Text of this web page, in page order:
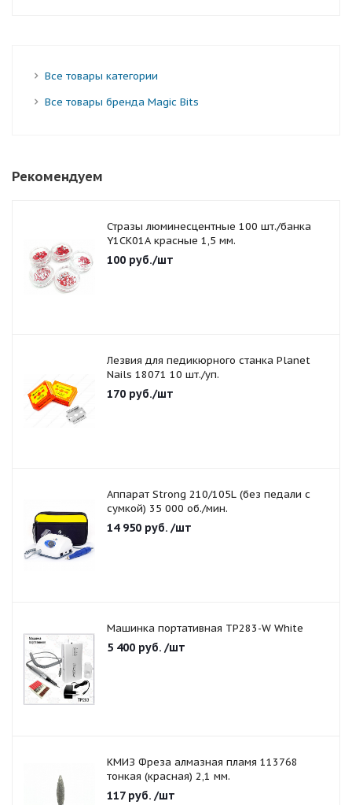
Все товары категории
Все товары бренда Magic Bits
Рекомендуем
Стразы люминесцентные 100 шт./банка
Y1CK01A красные 1,5 мм.
100 руб./шт
Лезвия для педикюрного станка Planet
Nails 18071 10 шт./уп.
170 руб./шт
Аппарат Strong 210/105L (без педали с
сумкой) 35 000 об./мин.
14 950 руб. /шт
Машинка портативная TP283-W White
5 400 руб. /шт
КМИЗ Фреза алмазная пламя 113768
тонкая (красная) 2,1 мм.
117руб. /шт